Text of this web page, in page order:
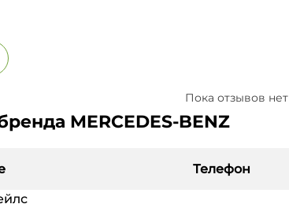
Пока отзывов нет
MERCEDES-BENZ
Телефон